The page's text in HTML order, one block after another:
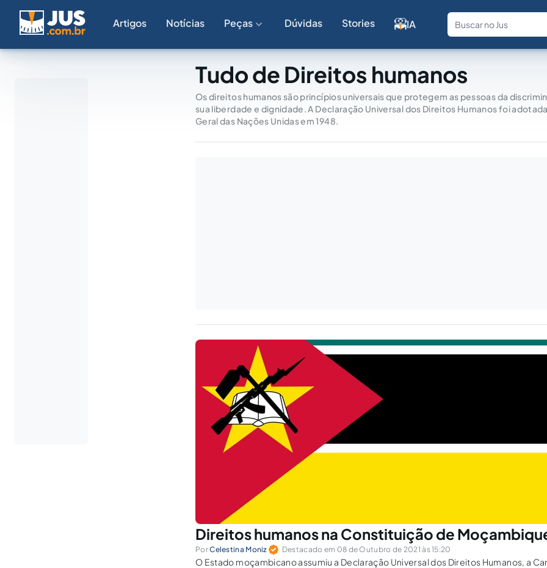
Artigos Notícias Peças Dúvidas Stories IA
Fale com
Tudo de Direitos humanos
Os direitos humanos são princípios universais que protegem as pessoas da
sua liberdade e dignidade. A Declaração Universal dos Direitos Humanos foi
Geral das Nações Unidas em 1948.
Direitos humanos na Constituição de
PorCelestina Moniz Destacado em 08 de Outubro de 2021 às 15:20
O Estado moçambicano assumiu a Declaração Universal dos Direitos Humanos, a